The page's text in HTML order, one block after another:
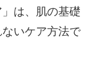
は、肌の基礎
いケア方法で